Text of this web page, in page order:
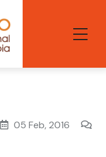
05 Feb, 2016